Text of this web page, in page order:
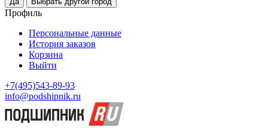
Профиль
Персональные данные
История заказов
Корзина
Выйти
+7(495)543-89-93
info@podshipnik.ru